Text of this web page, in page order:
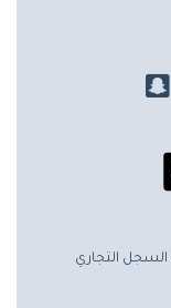
السجل التجاري